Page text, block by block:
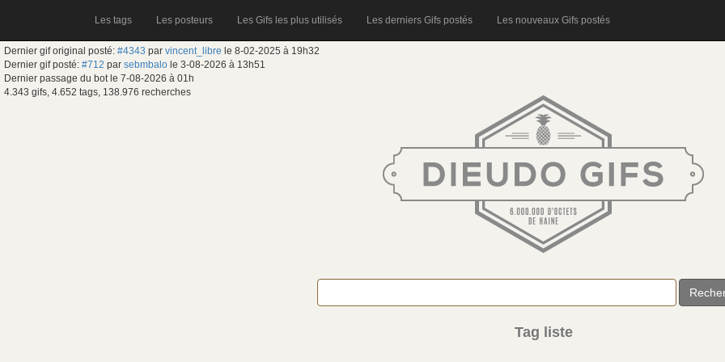
Les tags Les posteurs Les Gifs les plus utilisés Les derniers Gifs postés Les nouveaux Gifs postés
Dernier gif original posté: #4343 par vincent_libre le 8-02-2025 à 19h32
Dernier gif posté: #712 par sebmbalo le 3-08-2026 à 13h51
Dernier passage du bot le 7-08-2026 à 01h
4.343 gifs, 4.652 tags, 138.976 recherches
Tag liste